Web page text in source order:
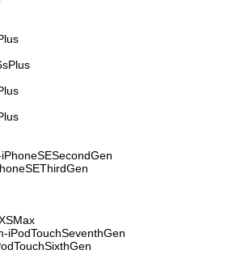
iPodTouchSeventhGen